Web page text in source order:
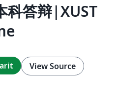
科答辩|XUST
View Source